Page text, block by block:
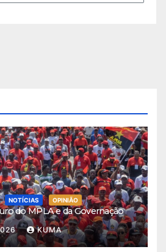
NOTÍCIAS OPINIÃO
do MPLA e da Governação
KUMA